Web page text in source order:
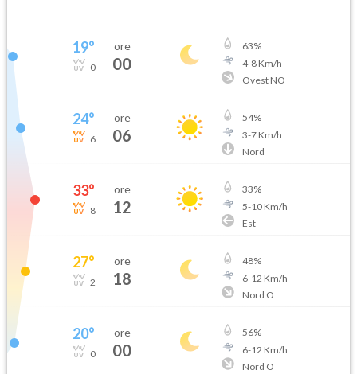
19°
0
ore
00
63%
4-8Km/h
Ovest NO
24°
6
ore
06
54%
3-7Km/h
Nord
33°
8
ore
12
33%
5-10Km/h
Est
27°
2
ore
18
48%
6-12 Km/h
Nord O
20°
0
ore
00
56%
6-12 Km/h
Nord O